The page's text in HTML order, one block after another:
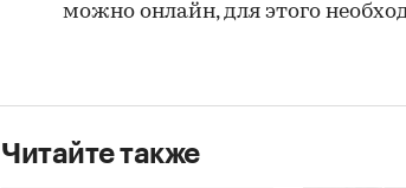
можно онлайн, для этого
Читайте также